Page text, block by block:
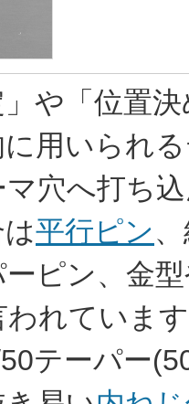
や「位置
に用いられ
穴へ打ち
平行ピン
ピン、金
われていま
テーパー